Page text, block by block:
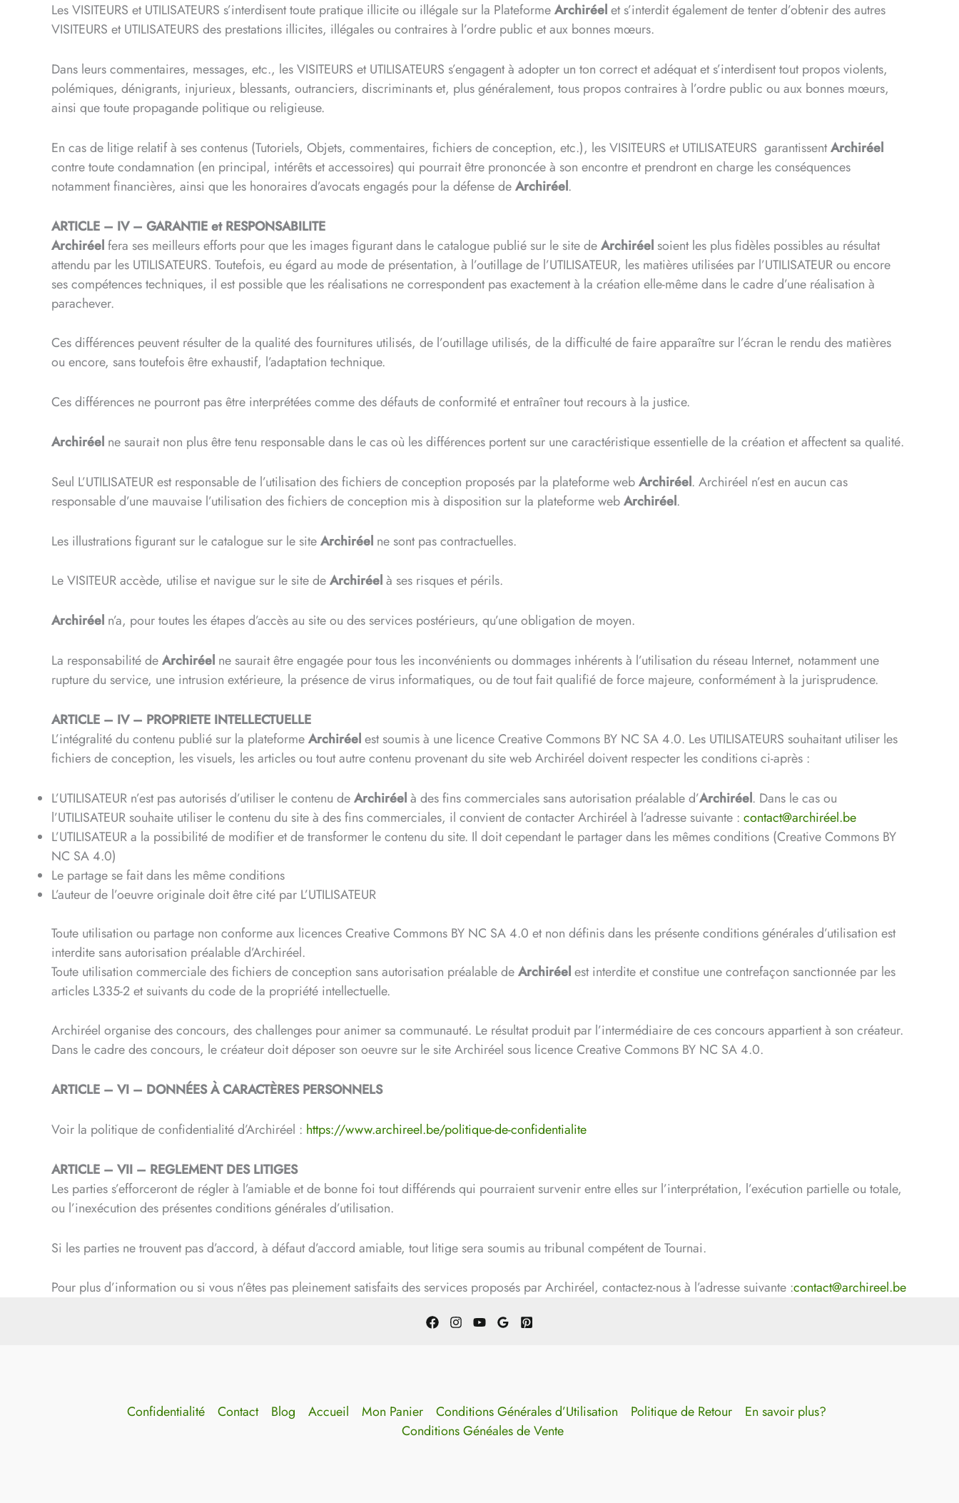
Les VISITEURS et UTILISATEURS s’interdisent toute pratique illicite ou illégale sur la PlateformeArchiréelet s’interdit également de tenter d’obtenir des autres
VISITEURS et UTILISATEURS des prestations illicites, illégales ou contraires à l’ordre public et aux bonnes mœurs.
Dans leurs commentaires, messages, etc., les VISITEURS et UTILISATEURS s’engagent à adopter un ton correct et adéquat et s’interdisent tout propos violents,
polémiques, dénigrants, injurieux, blessants, outranciers, discriminants et, plus généralement, tous propos contraires à l’ordre public ou aux bonnes mœurs,
ainsi que toute propagande politique ou religieuse.
En cas de litige relatif à ses contenus (Tutoriels, Objets, commentaires, fichiers de conception, etc.), les VISITEURS et UTILISATEURS garantissentArchiréel
contre toute condamnation (en principal, intérêts et accessoires) qui pourrait être prononcée à son encontre et prendront en charge les conséquences
notamment financières, ainsi que les honoraires d’avocats engagés pour la défense deArchiréel.
ARTICLE – IV – GARANTIE et RESPONSABILITE
​Archiréelfera ses meilleurs efforts pour que les images figurant dans le catalogue publié sur le site deArchiréel soient les plus fidèles possibles au résultat
attendu par les UTILISATEURS. Toutefois, eu égard au mode de présentation, à l’outillage de l’UTILISATEUR, les matières utilisées par l’UTILISATEUR ou encore
ses compétences techniques, il est possible que les réalisations ne correspondent pas exactement à la création elle-même dans le cadre d’une réalisation à
parachever.
Ces différences peuvent résulter de la qualité des fournitures utilisés, de l’outillage utilisés, de la difficulté de faire apparaître sur l’écran le rendu des matières
ou encore, sans toutefois être exhaustif, l’adaptation technique.
Ces différences ne pourront pas être interprétées comme des défauts de conformité et entraîner tout recours à la justice.
Archiréel ne saurait non plus être tenu responsable dans le cas où les différences portent sur une caractéristique essentielle de la création et affectent sa qualité.
Seul L’UTILISATEUR est responsable de l’utilisation des fichiers de conception proposés par la plateforme webArchiréel. Archiréel n’est en aucun cas
responsable d’une mauvaise l’utilisation des fichiers de conception mis à disposition sur la plateforme webArchiréel.
Les illustrations figurant sur le catalogue sur le siteArchiréel ne sont pas contractuelles.
Le VISITEUR accède, utilise et navigue sur le site deArchiréelà ses risques et périls.
Archiréel n’a, pour toutes les étapes d’accès au site ou des services postérieurs, qu’une obligation de moyen.
La responsabilité deArchiréel ne saurait être engagée pour tous les inconvénients ou dommages inhérents à l’utilisation du réseau Internet, notamment une
rupture du service, une intrusion extérieure, la présence de virus informatiques, ou de tout fait qualifié de force majeure, conformément à la jurisprudence.
ARTICLE – IV – PROPRIETE INTELLECTUELLE
L’intégralité du contenu publié sur la plateformeArchiréelest soumis à une licence Creative Commons BY NC SA 4.0. Les UTILISATEURS souhaitant utiliser les
fichiers de conception, les visuels, les articles ou tout autre contenu provenant du site web Archiréel doivent respecter les conditions ci-après :
L’UTILISATEUR n’est pas autorisés d’utiliser le contenu deArchiréelà des fins commerciales sans autorisation préalable d’Archiréel. Dans le cas ou
l’UTILISATEUR souhaite utiliser le contenu du site à des fins commerciales, il convient de contacter Archiréel à l’adresse suivante : contact@archiréel.be
L’UTILISATEUR a la possibilité de modifier et de transformer le contenu du site. Il doit cependant le partager dans les mêmes conditions (Creative Commons BY
NC SA 4.0)
Le partage se fait dans les même conditions
L’auteur de l’oeuvre originale doit être cité par L’UTILISATEUR
Toute utilisation ou partage non conforme aux licences Creative Commons BY NC SA 4.0 et non définis dans les présente conditions générales d’utilisation est
interdite sans autorisation préalable d’Archiréel.
Toute utilisation commerciale des fichiers de conception sans autorisation préalable deArchiréelest interdite et constitue une contrefaçon sanctionnée par les
articles L335-2 et suivants du code de la propriété intellectuelle.
Archiréel organise des concours, des challenges pour animer sa communauté. Le résultat produit par l’intermédiaire de ces concours appartient à son créateur.
Dans le cadre des concours, le créateur doit déposer son oeuvre sur le site Archiréel sous licence Creative Commons BY NC SA 4.0.
ARTICLE – VI – DONNÉES À CARACTÈRES PERSONNELS
Voir la politique de confidentialité d’Archiréel : https://www.archireel.be/politique-de-confidentialite
ARTICLE – VII – REGLEMENT DES LITIGES
Les parties s’efforceront de régler à l’amiable et de bonne foi tout différends qui pourraient survenir entre elles sur l’interprétation, l’exécution partielle ou totale,
ou l’inexécution des présentes conditions générales d’utilisation.
Si les parties ne trouvent pas d’accord, à défaut d’accord amiable, tout litige sera soumis au tribunal compétent de Tournai.
Pour plus d’information ou si vous n’êtes pas pleinement satisfaits des services proposés par Archiréel, contactez-nous à l’adresse suivante :contact@archireel.be
Confidentialité Contact Blog Accueil Mon Panier Conditions Générales d’Utilisation Politique de Retour
En savoir plus?
Conditions Généales de Vente